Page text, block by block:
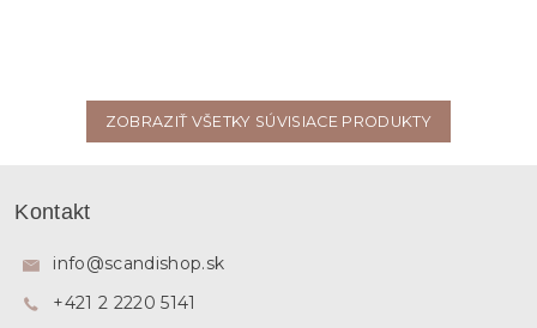
ZOBRAZIŤ VŠETKY SÚVISIACE PRODUKTY
Kontakt
info@scandishop.sk
+421 2 2220 5141